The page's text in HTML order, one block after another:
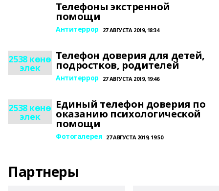
Телефоны экстренной
помощи
Антитеррор 27 АВГУСТА 2019, 18:34
2538 көнө
элек
Телефон доверия для детей,
подростков, родителей
Антитеррор 27 АВГУСТА 2019, 19:46
2538 көнө
элек
Единый телефон доверия по
оказанию психологической
помощи
Фотогалерея 27 АВГУСТА 2019, 19:50
Партнеры